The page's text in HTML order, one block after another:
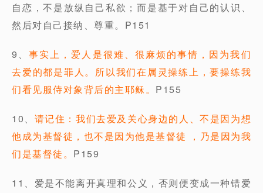
自恋，不是放纵自己私欲；而是基于对自己的认识、
然后对自己接纳、尊重。P151
9、事实上，爱人是很难、很麻烦的事情，因为我们
去爱的都是罪人。所以我们在属灵操练上，要操练我
们看见服侍对象背后的主耶稣。 P155
10、 请记住：我们去爱及关心身边的人、不是因为想
他成为基督徒，也不是因为他是基督徒 ，乃是因为我
们是基督徒。 P159
11、爱是不能离开真理和公义，否则便变成一种错爱